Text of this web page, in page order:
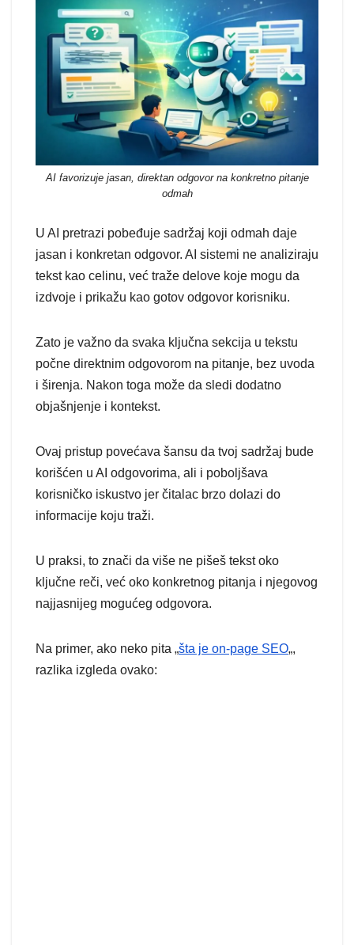
AI favorizuje jasan, direktan odgovor na konkretno pitanje
odmah
U AI pretrazi pobeđuje sadržaj koji odmah daje
jasan i konkretan odgovor. AI sistemi ne analiziraju
tekst kao celinu, već traže delove koje mogu da
izdvoje i prikažu kao gotov odgovor korisniku.
Zato je važno da svaka ključna sekcija u tekstu
počne direktnim odgovorom na pitanje, bez uvoda
i širenja. Nakon toga može da sledi dodatno
objašnjenje i kontekst.
Ovaj pristup povećava šansu da tvoj sadržaj bude
korišćen u AI odgovorima, ali i poboljšava
korisničko iskustvo jer čitalac brzo dolazi do
informacije koju traži.
U praksi, to znači da više ne pišeš tekst oko
ključne reči, već oko konkretnog pitanja i njegovog
najjasnijeg mogućeg odgovora.
Na primer, ako neko pita „šta je on-page SEO„,
razlika izgleda ovako: